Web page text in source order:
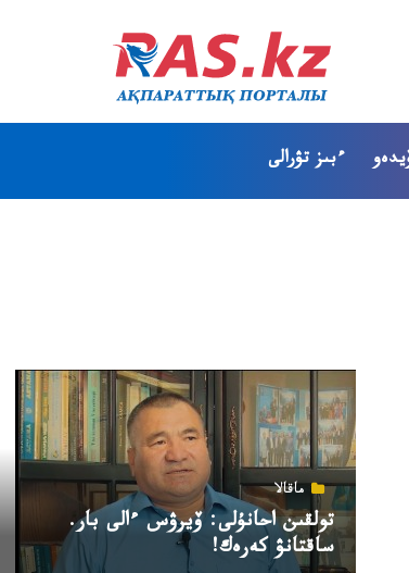
ءبىز تۋرالى
ماقالا
تولقىن احانۇلى: ۆيرۋس ءالى بار.
ساقتانۋ كەرەك!